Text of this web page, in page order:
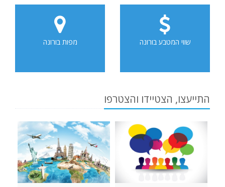
שווי המטבע בורונה מפות בורונה
התייעצו, הצטיידו והצטרפו